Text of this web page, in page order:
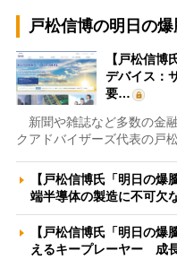
戸松信博の明日の爆
【戸松信
デバイス：
要…
新聞や雑誌など多数の金
クアドバイザーズ代表の戸
【戸松信博氏「明日の
端半導体の製造に不可欠
【戸松信博氏「明日の
えるキープレーヤー 成